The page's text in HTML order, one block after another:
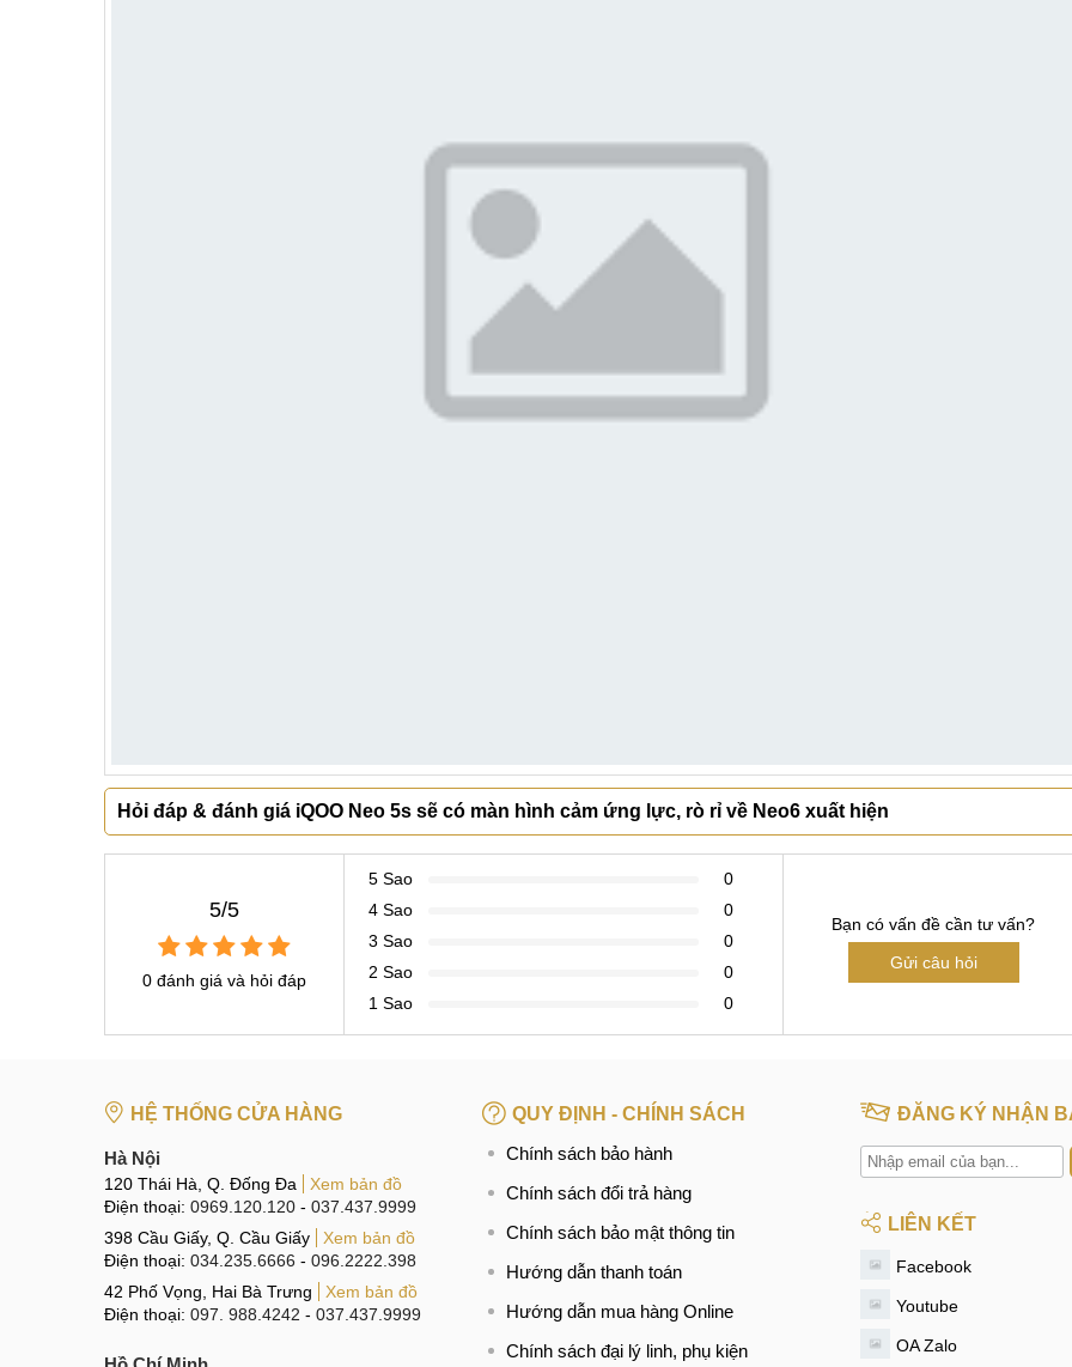
Hỏi đáp & đánh giá iQOO Neo 5s sẽ có màn hình cảm ứng lực, rò rỉ về Neo6 xuất hiện
5/5
0 đánh giá và hỏi đáp
5 Sao
0
4 Sao
0
3 Sao
0
2 Sao
0
1 Sao
0
Bạn có vấn đề cần tư vấn?
Gửi câu hỏi
HỆ THỐNG CỬA HÀNG
Hà Nội
120 Thái Hà, Q. Đống Đa
Xem bản đồ
Điện thoại: 0969.120.120 - 037.437.9999
398 Cầu Giấy, Q. Cầu Giấy
Xem bản đồ
Điện thoại: 034.235.6666 - 096.2222.398
42 Phố Vọng, Hai Bà Trưng
Xem bản đồ
Điện thoại: 097. 988.4242 - 037.437.9999
QUY ĐỊNH - CHÍNH SÁCH
Chính sách bảo hành
Chính sách đổi trả hàng
Chính sách bảo mật thông tin
Hướng dẫn thanh toán
Hướng dẫn mua hàng Online
Chính sách đại lý linh, phụ kiện
ĐĂNG KÝ NHẬN
LIÊN KẾT
Facebook
Youtube
OA Zalo